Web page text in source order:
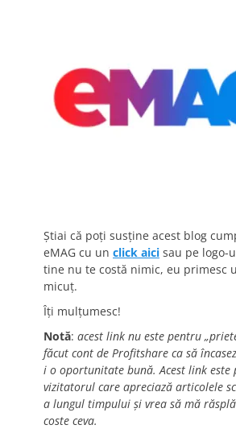
Știai că poți susține acest blog
eMAG cu un click aici sau pe logo-
tine nu te costă nimic, eu primesc
micuț.
Îți mulțumesc!
Notă: acest link nu este pentru
făcut cont de Profitshare ca să
i o oportunitate bună. Acest link este
vizitatorul care apreciază articolele
a lungul timpului și vrea să mă
coste ceva.